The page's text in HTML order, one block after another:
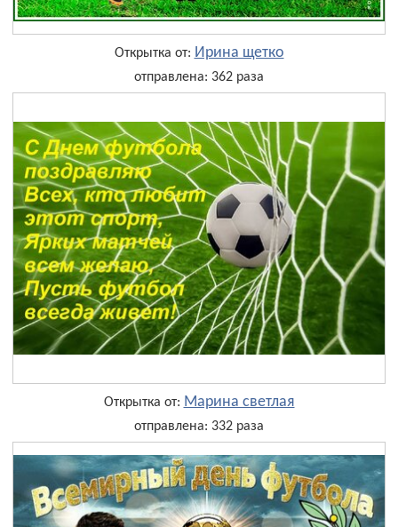
Открытка от: Ирина щетко
отправлена: 362 раза
Открытка от: Марина светлая
отправлена: 332 раза